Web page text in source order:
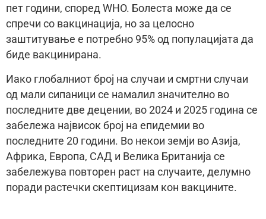
пет години, според WHO. Болеста може да се
спречи со вакцинација, но за целосно
заштитување е потребно 95% од популацијата да
биде вакцинирана.
Иако глобалниот број на случаи и смртни случаи
од мали сипаници се намалил значително во
последните две децении, во 2024 и 2025 година се
забележа највисок број на епидемии во
последните 20 години. Во некои земји во Азија,
Африка, Европа, САД и Велика Британија се
забележува повторен раст на случаите, делумно
поради растечки скептицизам кон вакцините.